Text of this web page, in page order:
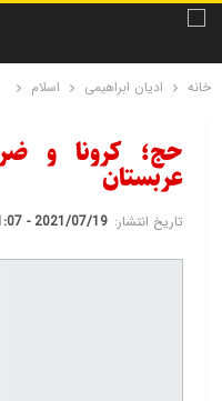
خانه ادیان ابراهیمی اسلام
حج؛ کرونا و
عربستان
تاریخ انتشار: 2021/07/19 - 11:07 ب.ظ